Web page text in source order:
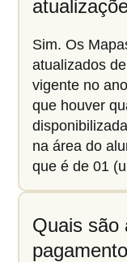
Sim. Os
atualizados
vigente no
que houver
na área do
que é de 01
Quais são